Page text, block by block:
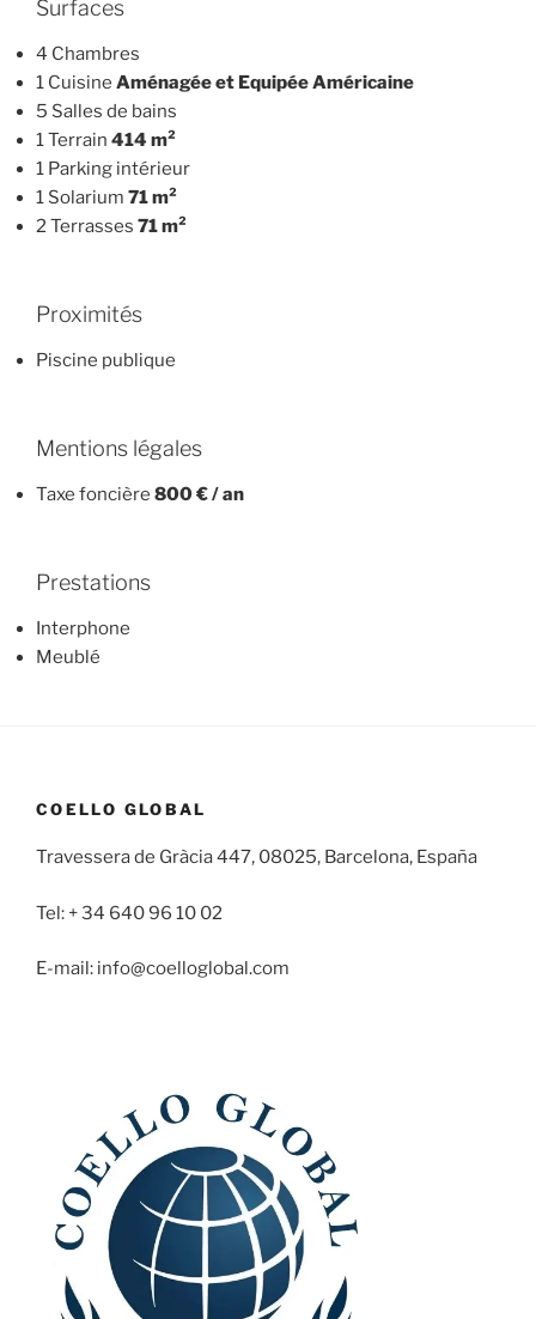
Surfaces
4 Chambres
1 Cuisine Aménagée et Equipée Américaine
5 Salles de bains
1 Terrain 414 m²
1 Parking intérieur
1 Solarium 71 m²
2 Terrasses 71 m²
Proximités
Piscine publique
Mentions légales
Taxe foncière 800 € / an
Prestations
Interphone
Meublé
COELLO GLOBAL
Travessera de Gràcia 447, 08025, Barcelona, España
Tel: + 34 640 96 10 02
E-mail: info@coelloglobal.com